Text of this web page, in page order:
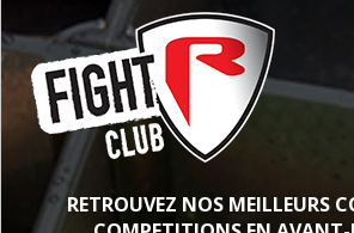
RETROUVEZ NOS MEILLEURS